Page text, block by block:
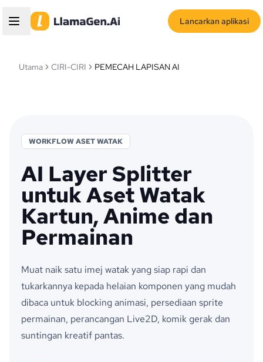
Lancarkan aplikasi
Utama CIRI-CIRI PEMECAH LAPISAN AI
WORKFLOW ASET WATAK
AI Layer Splitter
untuk Aset Watak
Kartun, Anime dan
Permainan
Muat naik satu imej watak yang siap rapi dan
tukarkannya kepada helaian komponen yang mudah
dibaca untuk blocking animasi, persediaan sprite
permainan, perancangan Live2D, komik gerak dan
suntingan kreatif pantas.